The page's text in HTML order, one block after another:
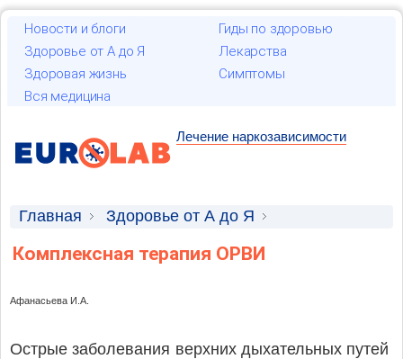
Новости и блоги
Гиды по здоровью
Здоровье от А до Я
Лекарства
Здоровая жизнь
Симптомы
Вся медицина
Лечение наркозависимости
Главная
Здоровье от А до Я
Научные статьи
Комплексная терапия ОРВИ
Афанасьева И.А.
Острые заболевания верхних дыхательных путей